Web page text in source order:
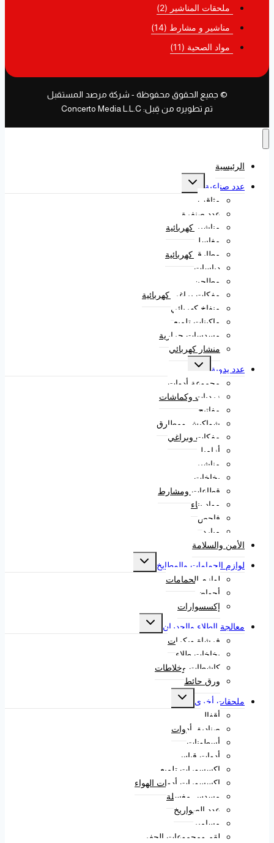
ملحقات المناشير (2)
مناشير و مشارط (14)
مواد الصحية (11)
© جميع الحقوق محفوظة - شركة مرصد المستقبل
تم تطويره من قِبل: Concerto Media L.L.C
الرئيسية
عدد صناعية
مثاقب
عدد صنفرة
مناشير كهربائية
مغاسل
مطارق كهربائية
دباسات
مطاحن
مفكات براغي كهربائية
منفاخ كهربائي
ماكينات تلميع
مسدسات حرارية
منشار كهربائي
عدد يدوية
مجموعة أدوات
زرديات وكماشات
مفاتيح
شواكيش ومطارق
مفكات وبراغي
أزاميل
مناشير
بخاخات
قطاعات ومشارط
مواد بناء
فاحص
مبارد
الأمن والسلامة
لوازم الحمامات والمطابخ
لوازم الحمامات
أحواض
إكسسوارات
معالجة الطلاء والجدران
فرشاة وبكرات
بخاخات طلاء
كاشطات وخلاطات
ورق حائط
ملحقات أخرى
أقفال
صناديق أدوات
أسطونات
أدوات قياس
إكسسورات تلميع
إكسسورات أدوات الهواء
مسدس مغسلة
عدد الصواريخ
مسامير
لقم ومجموعات الحفر